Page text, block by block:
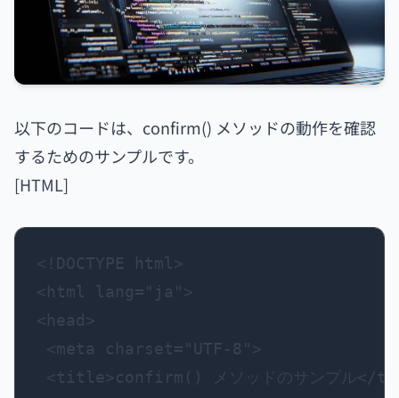
以下のコードは、confirm() メソッドの動作を確認
するためのサンプルです。
[HTML]
<!DOCTYPE html>
<html lang="ja">
<head>
<meta charset="UTF-8">
<title>confirm() メソッドのサンプル</